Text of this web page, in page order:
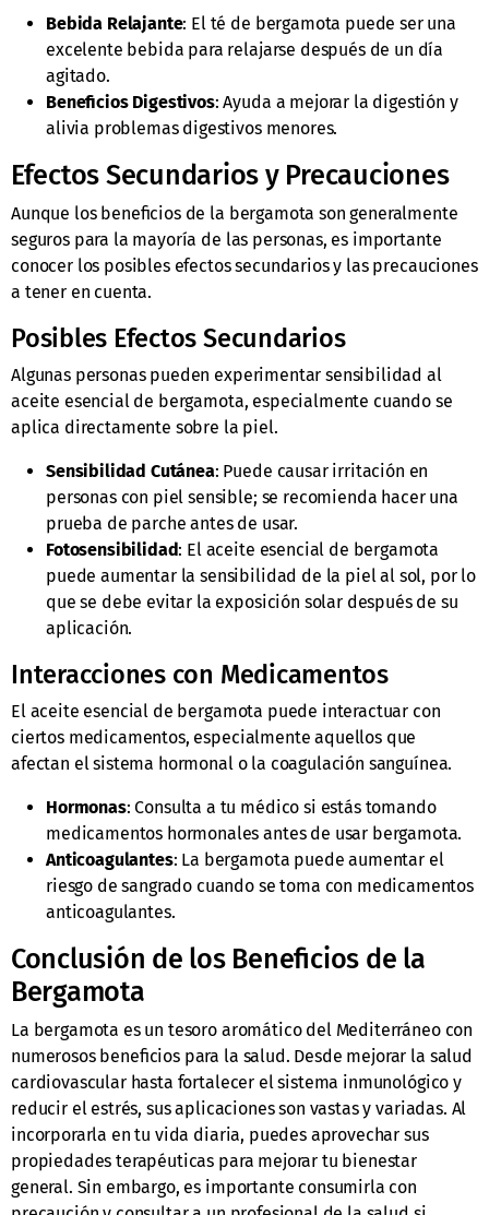
Bebida Relajante: El té de bergamota puede ser una
excelente bebida para relajarse después de un día
agitado.
Beneficios Digestivos: Ayuda a mejorar la digestión y
alivia problemas digestivos menores.
Efectos Secundarios y Precauciones
Aunque los beneficios de la bergamota son generalmente
seguros para la mayoría de las personas, es importante
conocer los posibles efectos secundarios y las precauciones
a tener en cuenta.
Posibles Efectos Secundarios
Algunas personas pueden experimentar sensibilidad al
aceite esencial de bergamota, especialmente cuando se
aplica directamente sobre la piel.
Sensibilidad Cutánea: Puede causar irritación en
personas con piel sensible; se recomienda hacer una
prueba de parche antes de usar.
Fotosensibilidad: El aceite esencial de bergamota
puede aumentar la sensibilidad de la piel al sol, por lo
que se debe evitar la exposición solar después de su
aplicación.
Interacciones con Medicamentos
El aceite esencial de bergamota puede interactuar con
ciertos medicamentos, especialmente aquellos que
afectan el sistema hormonal o la coagulación sanguínea.
Hormonas: Consulta a tu médico si estás tomando
medicamentos hormonales antes de usar bergamota.
Anticoagulantes: La bergamota puede aumentar el
riesgo de sangrado cuando se toma con medicamentos
anticoagulantes.
Conclusión de los Beneficios de la
Bergamota
La bergamota es un tesoro aromático del Mediterráneo con
numerosos beneficios para la salud. Desde mejorar la salud
cardiovascular hasta fortalecer el sistema inmunológico y
reducir el estrés, sus aplicaciones son vastas y variadas. Al
incorporarla en tu vida diaria, puedes aprovechar sus
propiedades terapéuticas para mejorar tu bienestar
general. Sin embargo, es importante consumirla con